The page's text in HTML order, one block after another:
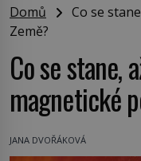
Domů
Co se
Země?
Co se stane,
magnetické
JANA DVOŘÁKOVÁ